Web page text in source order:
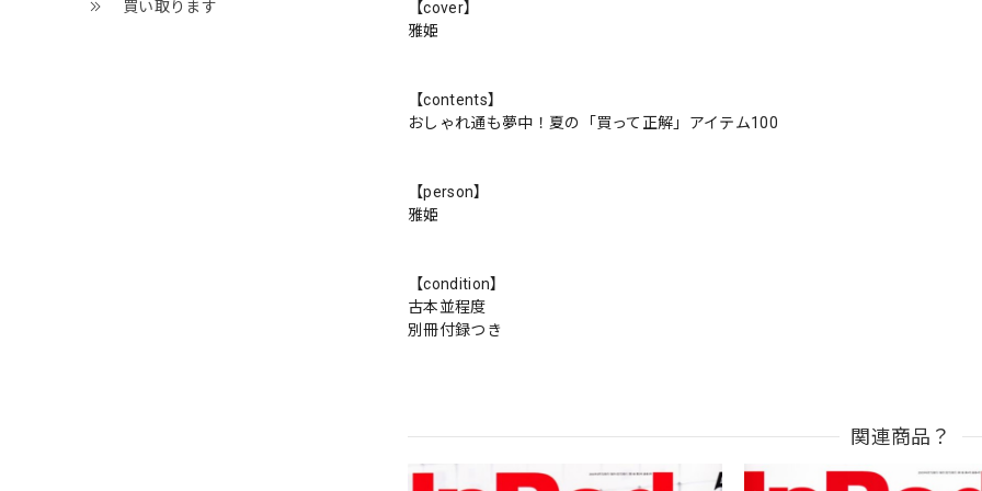
買い取ります
【cover】
雅姫
【contents】
おしゃれ通も夢中！夏の「買って正解」アイテム100
【person】
雅姫
【condition】
古本並程度
別冊付録つき
関連商品？